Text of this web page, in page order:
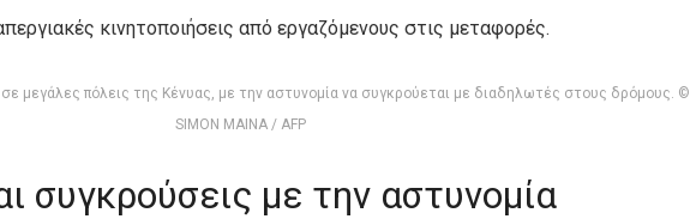
κινητοποιήσεις από εργαζόμενους στις μεταφορές.
μεγάλες πόλεις της Κένυας, με την αστυνομία να συγκρούεται με διαδηλωτές στους δρόμους. ©
SIMON MAINA / AFP
συγκρούσεις με την αστυνομία